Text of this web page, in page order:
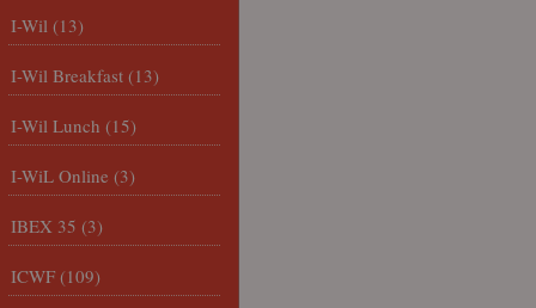
I-Wil (13)
I-Wil Breakfast (13)
I-Wil Lunch (15)
I-WiL Online (3)
IBEX 35 (3)
ICWF (109)